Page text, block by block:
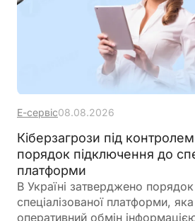
Е-сервіс08.08.2026
Кіберзагрози під
порядок підключення до
платформи
В Україні затверджено
спеціалізованої платформи,
оперативний обмін